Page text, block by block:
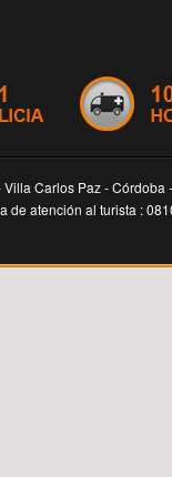
Carlos Paz - Córdoba
de atención al turista :